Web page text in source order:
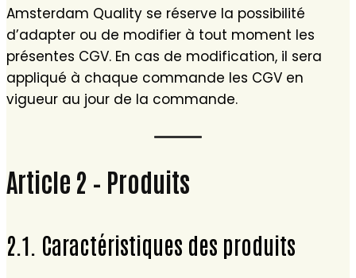
Amsterdam Quality se réserve la possibilité
d’adapter ou de modifier à tout moment les
présentes CGV. En cas de modification, il sera
appliqué à chaque commande les CGV en
vigueur au jour de la commande.
Article 2 – Produits
2.1. Caractéristiques des produits